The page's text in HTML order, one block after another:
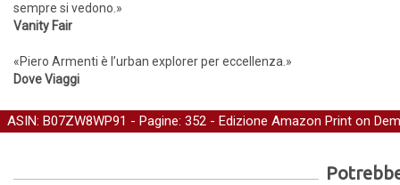
sempre si vedono.»
Vanity Fair
«Piero Armenti è l’urban explorer per eccellenza.»
Dove Viaggi
ASIN: B07ZW8WP91 - Pagine: 352 - Edizione Amazon Print on